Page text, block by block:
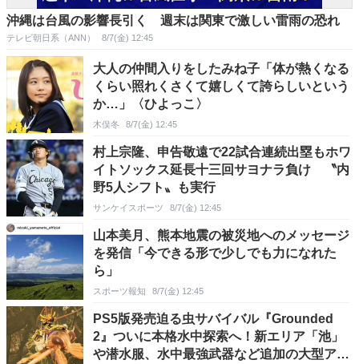
沖縄は台風の影響長引く 週末は関東で激しい雷雨の恐れ
テレビ朝日系（ANN） 8/7(金) 12:45
大人の仲間入りをしたみね子「体が熱くなる
くらい照れくさくて嬉しくて誇らしいという
か…」〈ひよっこ〉
木俣冬 8/7(金) 12:45
村上宗隆、申告敬遠で22試合連続出塁もホワ
イトソックス延長十三回サヨナラ負け 〝内
野5人シフト〟も実行
サンケイスポーツ 8/7(金) 12:45
山本美月、熊本地震の被災地へのメッセージ
を発信「今できる形で少しでも力になれた
ら」
スポーツ報知 8/7(金) 12:45
PS5版発売迫る虫サバイバル『Grounded
2』ついに本格水中探索へ！新エリア「池」
や潜水服、水中最強武器など追加の大型アプ